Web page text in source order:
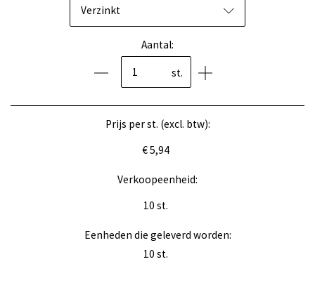
Verzinkt
Aantal:
st.
Prijs per st. (excl. btw):
€ 5,94
Verkoopeenheid:
10 st.
Eenheden die geleverd worden:
10 st.